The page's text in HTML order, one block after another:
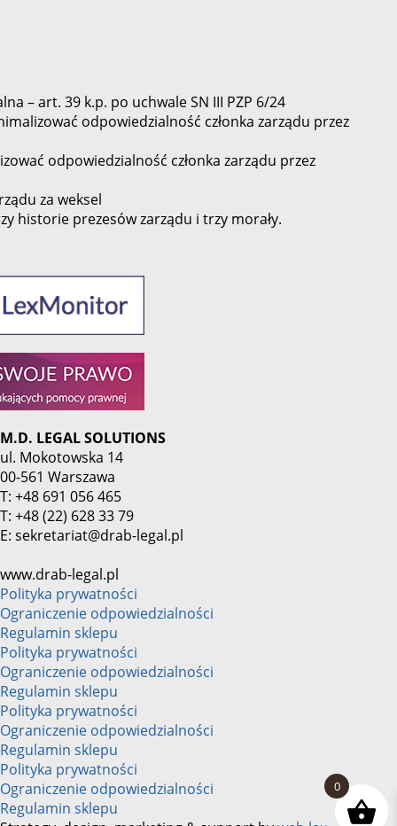
– art. 39 k.p. po uchwale SN III PZP 6/24
odpowiedzialność członka zarządu przez
odpowiedzialność członka zarządu przez
za weksel
historie prezesów zarządu i trzy morały.
M.D. LEGAL SOLUTIONS
ul. Mokotowska 14
00-561 Warszawa
T: +48 691 056 465
T: +48 (22) 628 33 79
E: sekretariat@drab-legal.pl
www.drab-legal.pl
Polityka prywatności
Ograniczenie odpowiedzialności
Regulamin sklepu
Polityka prywatności
Ograniczenie odpowiedzialności
Regulamin sklepu
Polityka prywatności
Ograniczenie odpowiedzialności
Regulamin sklepu
Polityka prywatności
Ograniczenie odpowiedzialności
Regulamin sklepu
0